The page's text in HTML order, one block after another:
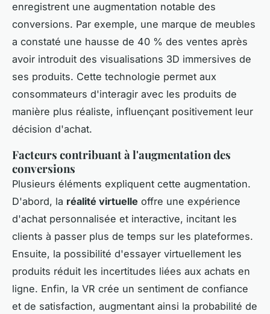
enregistrent une augmentation notable des
conversions. Par exemple, une marque de meubles
a constaté une hausse de 40 % des ventes après
avoir introduit des visualisations 3D immersives de
ses produits. Cette technologie permet aux
consommateurs d'interagir avec les produits de
manière plus réaliste, influençant positivement leur
décision d'achat.
Facteurs contribuant à l'augmentation des
conversions
Plusieurs éléments expliquent cette augmentation.
D'abord, la réalité virtuelle offre une expérience
d'achat personnalisée et interactive, incitant les
clients à passer plus de temps sur les plateformes.
Ensuite, la possibilité d'essayer virtuellement les
produits réduit les incertitudes liées aux achats en
ligne. Enfin, la VR crée un sentiment de confiance
et de satisfaction, augmentant ainsi la probabilité de